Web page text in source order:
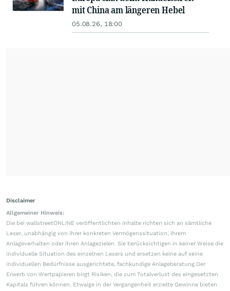
mit China am längeren Hebel
05.08.26, 18:00
Disclaimer
Allgemeiner Hinweis:
Die bei wallstreetONLINE veröffentlichten Inhalte richten sich an sämtliche
Leser, unabhängig von ihrer konkreten Vermögenssituation, ihrem
Anlageverhalten oder ihren Anlagezielen. Sie berücksichtigen in keiner Weise die
individuelle Situation des einzelnen Lesers und ersetzen keine auf seine
individuellen Bedürfnisse ausgerichtete, fachkundige Anlageberatung.Der
Erwerb von Wertpapieren birgt Risiken, die zum Totalverlust des eingesetzten
Kapitals führen können. Etwaige in der Vergangenheit erzielte Gewinne bieten